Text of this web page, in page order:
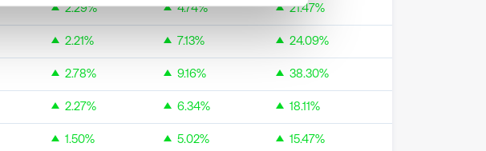
2.29% 4.74% 21.47%
2.21% 7.13% 24.09%
2.78% 9.16% 38.30%
2.27% 6.34% 18.11%
1.50% 5.02% 15.47%